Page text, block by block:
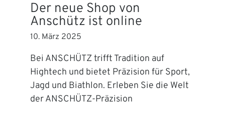
Der neue Shop von
Anschütz ist online
10. März 2025
Bei ANSCHÜTZ trifft Tradition auf
Hightech und bietet Präzision für Sport,
Jagd und Biathlon. Erleben Sie die Welt
der ANSCHÜTZ-Präzision